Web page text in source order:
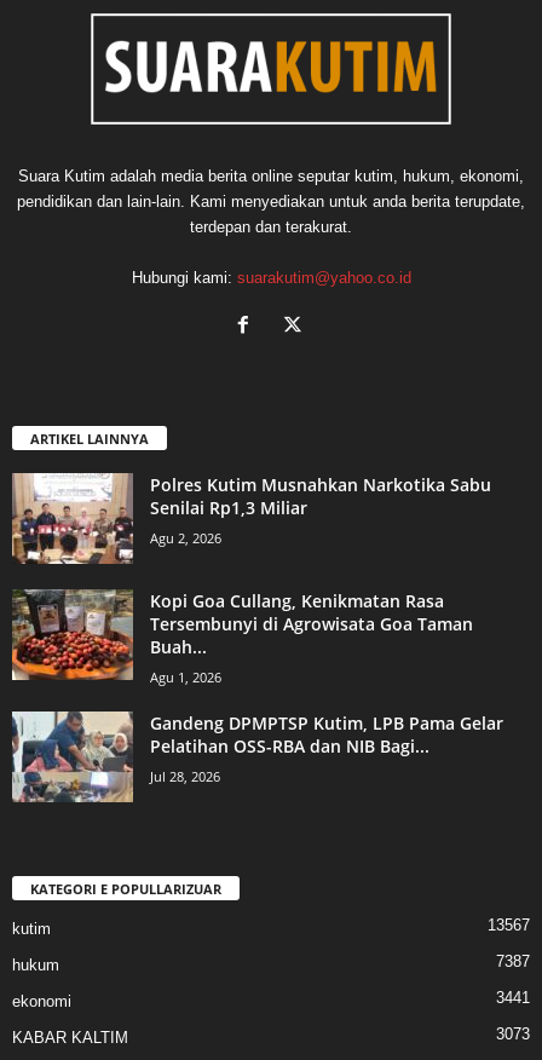
Suara Kutim adalah media berita online seputar kutim, hukum, ekonomi,
pendidikan dan lain-lain. Kami menyediakan untuk anda berita terupdate,
terdepan dan terakurat.
Hubungi kami: suarakutim@yahoo.co.id
ARTIKEL LAINNYA
Polres Kutim Musnahkan Narkotika Sabu
Senilai Rp1,3 Miliar
Agu 2, 2026
Kopi Goa Cullang, Kenikmatan Rasa
Tersembunyi di Agrowisata Goa Taman
Buah...
Agu 1, 2026
Gandeng DPMPTSP Kutim, LPB Pama Gelar
Pelatihan OSS-RBA dan NIB Bagi...
Jul 28, 2026
KATEGORI E POPULLARIZUAR
kutim 13567
hukum 7387
ekonomi 3441
KABAR KALTIM 3073